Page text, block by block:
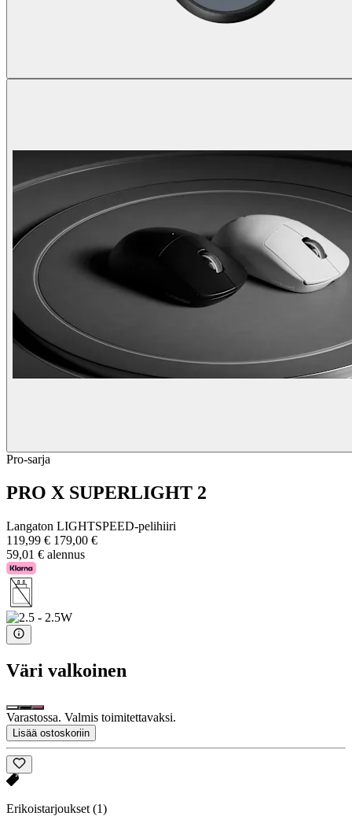
Pro-sarja
PRO X SUPERLIGHT 2
Langaton LIGHTSPEED-pelihiiri
119,99 € 179,00 €
59,01 € alennus
Väri valkoinen
Varastossa. Valmis toimitettavaksi.
Lisää ostoskoriin
Erikoistarjoukset (1)